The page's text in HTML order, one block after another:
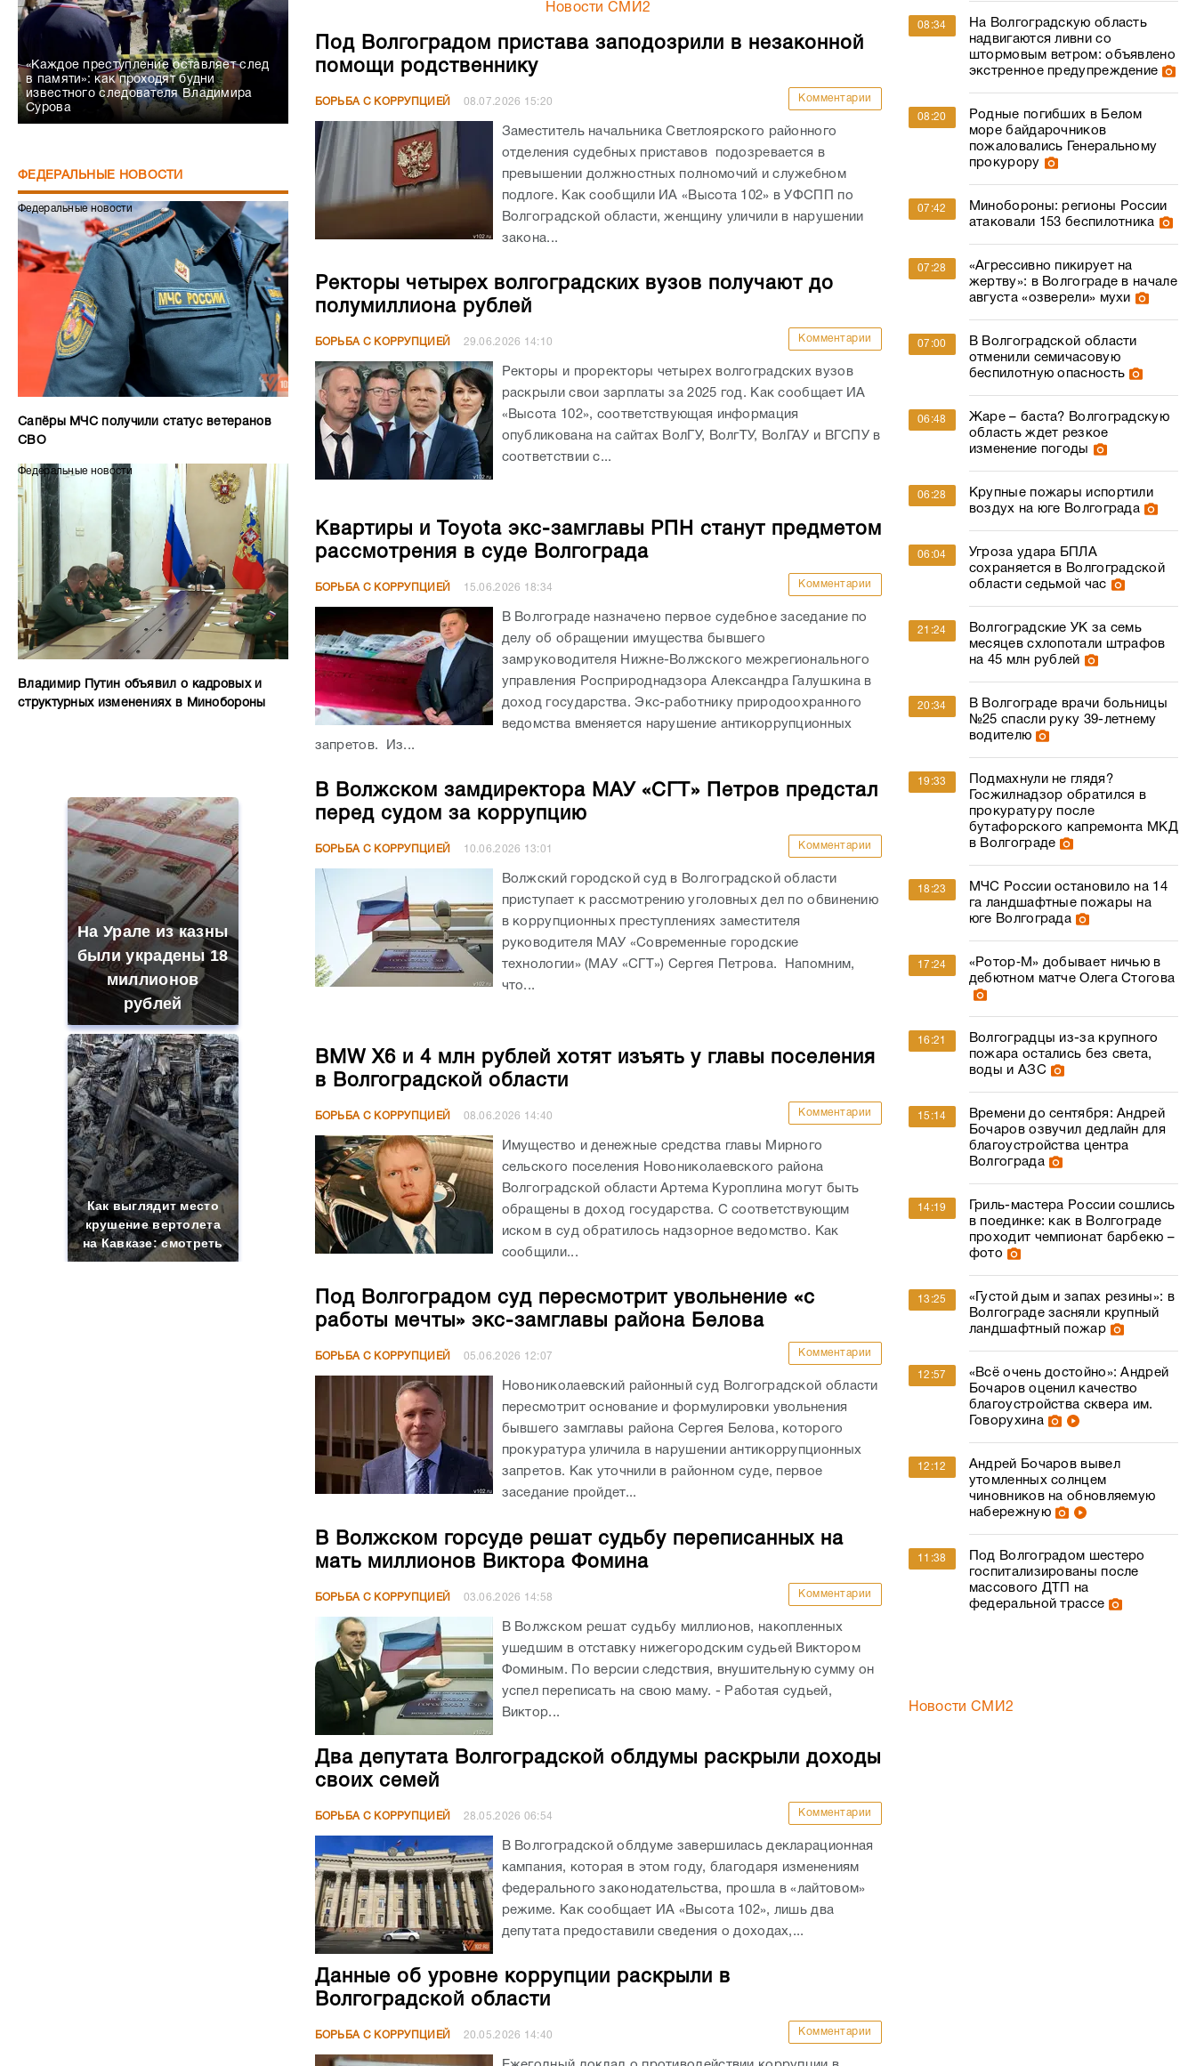
«Каждое преступление оставляет след
в памяти»: как проходят будни
известного следователя Владимира
Сурова
ФЕДЕРАЛЬНЫЕ НОВОСТИ
Федеральные новости
Сапёры МЧС получили статус ветеранов
СВО
Федеральные новости
Владимир Путин объявил о кадровых и
структурных изменениях в Минобороны
На Урале из казны
были украдены 18
миллионов
рублей
Как выглядит место
крушение вертолета
на Кавказе: смотреть
Новости СМИ2
Под Волгоградом пристава заподозрили в незаконной
помощи родственнику
БОРЬБА С КОРРУПЦИЕЙ 08.07.2026 15:20 Комментарии
Заместитель начальника Светлоярского районного
отделения судебных приставов подозревается в
превышении должностных полномочий и служебном
подлоге. Как сообщили ИА «Высота 102» в УФСПП по
Волгоградской области, женщину уличили в нарушении
закона...
Ректоры четырех волгоградских вузов получают до
полумиллиона рублей
БОРЬБА С КОРРУПЦИЕЙ 29.06.2026 14:10 Комментарии
Ректоры и проректоры четырех волгоградских вузов
раскрыли свои зарплаты за 2025 год. Как сообщает ИА
«Высота 102», соответствующая информация
опубликована на сайтах ВолГУ, ВолгТУ, ВолГАУ и ВГСПУ в
соответствии с...
Квартиры и Toyota экс-замглавы РПН станут предметом
рассмотрения в суде Волгограда
БОРЬБА С КОРРУПЦИЕЙ 15.06.2026 18:34 Комментарии
В Волгограде назначено первое судебное заседание по
делу об обращении имущества бывшего
замруководителя Нижне-Волжского межрегионального
управления Росприроднадзора Александра Галушкина в
доход государства. Экс-работнику природоохранного
ведомства вменяется нарушение антикоррупционных
запретов. Из...
В Волжском замдиректора МАУ «СГТ» Петров предстал
перед судом за коррупцию
БОРЬБА С КОРРУПЦИЕЙ 10.06.2026 13:01 Комментарии
Волжский городской суд в Волгоградской области
приступает к рассмотрению уголовных дел по обвинению
в коррупционных преступлениях заместителя
руководителя МАУ «Современные городские
технологии» (МАУ «СГТ») Сергея Петрова. Напомним,
что...
BMW X6 и 4 млн рублей хотят изъять у главы поселения
в Волгоградской области
БОРЬБА С КОРРУПЦИЕЙ 08.06.2026 14:40 Комментарии
Имущество и денежные средства главы Мирного
сельского поселения Новониколаевского района
Волгоградской области Артема Куроплина могут быть
обращены в доход государства. С соответствующим
иском в суд обратилось надзорное ведомство. Как
сообщили...
Под Волгоградом суд пересмотрит увольнение «с
работы мечты» экс-замглавы района Белова
БОРЬБА С КОРРУПЦИЕЙ 05.06.2026 12:07 Комментарии
Новониколаевский районный суд Волгоградской области
пересмотрит основание и формулировки увольнения
бывшего замглавы района Сергея Белова, которого
прокуратура уличила в нарушении антикоррупционных
запретов. Как уточнили в районном суде, первое
заседание пройдет...
В Волжском горсуде решат судьбу переписанных на
мать миллионов Виктора Фомина
БОРЬБА С КОРРУПЦИЕЙ 03.06.2026 14:58 Комментарии
В Волжском решат судьбу миллионов, накопленных
ушедшим в отставку нижегородским судьей Виктором
Фоминым. По версии следствия, внушительную сумму он
успел переписать на свою маму. - Работая судьей,
Виктор...
Два депутата Волгоградской облдумы раскрыли доходы
своих семей
БОРЬБА С КОРРУПЦИЕЙ 28.05.2026 06:54 Комментарии
В Волгоградской облдуме завершилась декларационная
кампания, которая в этом году, благодаря изменениям
федерального законодательства, прошла в «лайтовом»
режиме. Как сообщает ИА «Высота 102», лишь два
депутата предоставили сведения о доходах,...
Данные об уровне коррупции раскрыли в
Волгоградской области
БОРЬБА С КОРРУПЦИЕЙ 20.05.2026 14:40 Комментарии
08:34
На Волгоградскую область
надвигаются ливни со
штормовым ветром: объявлено
экстренное предупреждение
08:20
Родные погибших в Белом
море байдарочников
пожаловались Генеральному
прокурору
07:42
Минобороны: регионы России
атаковали 153 беспилотника
07:28
«Агрессивно пикирует на
жертву»: в Волгограде в начале
августа «озверели» мухи
07:00
В Волгоградской области
отменили семичасовую
беспилотную опасность
06:48
Жаре – баста? Волгоградскую
область ждет резкое
изменение погоды
06:28
Крупные пожары испортили
воздух на юге Волгограда
06:04
Угроза удара БПЛА
сохраняется в Волгоградской
области седьмой час
21:24
Волгоградские УК за семь
месяцев схлопотали штрафов
на 45 млн рублей
20:34
В Волгограде врачи больницы
№25 спасли руку 39-летнему
водителю
19:33
Подмахнули не глядя?
Госжилнадзор обратился в
прокуратуру после
бутафорского капремонта МКД
в Волгограде
18:23
МЧС России остановило на 14
га ландшафтные пожары на
юге Волгограда
17:24
«Ротор‑М» добывает ничью в
дебютном матче Олега Стогова
16:21
Волгоградцы из-за крупного
пожара остались без света,
воды и АЗС
15:14
Времени до сентября: Андрей
Бочаров озвучил дедлайн для
благоустройства центра
Волгограда
14:19
Гриль-мастера России сошлись
в поединке: как в Волгограде
проходит чемпионат барбекю –
фото
13:25
«Густой дым и запах резины»: в
Волгограде засняли крупный
ландшафтный пожар
12:57
«Всё очень достойно»: Андрей
Бочаров оценил качество
благоустройства сквера им.
Говорухина
12:12
Андрей Бочаров вывел
утомленных солнцем
чиновников на обновляемую
набережную
11:38
Под Волгоградом шестеро
госпитализированы после
массового ДТП на
федеральной трассе
Новости СМИ2